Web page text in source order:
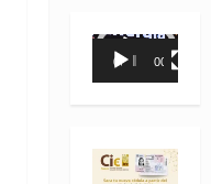
Reproductor
00:00 00:35